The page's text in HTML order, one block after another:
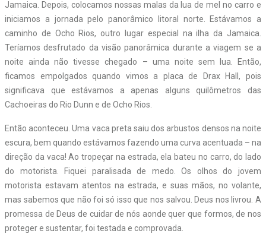
Jamaica. Depois, colocamos nossas malas da lua de mel no carro e
iniciamos a jornada pelo panorâmico litoral norte. Estávamos a
caminho de Ocho Rios, outro lugar especial na ilha da Jamaica.
Teríamos desfrutado da visão panorâmica durante a viagem se a
noite ainda não tivesse chegado – uma noite sem lua. Então,
ficamos empolgados quando vimos a placa de Drax Hall, pois
significava que estávamos a apenas alguns quilômetros das
Cachoeiras do Rio Dunn e de Ocho Rios.
Então aconteceu. Uma vaca preta saiu dos arbustos densos na noite
escura, bem quando estávamos fazendo uma curva acentuada – na
direção da vaca! Ao tropeçar na estrada, ela bateu no carro, do lado
do motorista. Fiquei paralisada de medo. Os olhos do jovem
motorista estavam atentos na estrada, e suas mãos, no volante,
mas sabemos que não foi só isso que nos salvou. Deus nos livrou. A
promessa de Deus de cuidar de nós aonde quer que formos, de nos
proteger e sustentar, foi testada e comprovada.